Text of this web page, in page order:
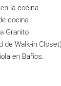
la cocina
cocina
Granito
de Walk-in Closet)
en Baños.